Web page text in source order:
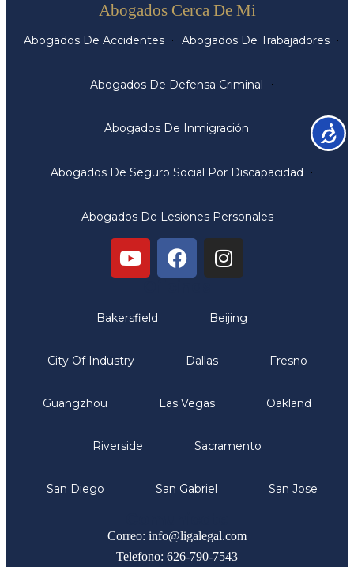
Abogados Cerca De Mi
Abogados De Accidentes Abogados De Trabajadores
Abogados De Defensa Criminal
Abogados De Inmigración
Abogados De Seguro Social Por Discapacidad
Abogados De Lesiones Personales
Bakersfield Beijing
City Of Industry Dallas Fresno
Guangzhou Las Vegas Oakland
Riverside Sacramento
San Diego San Gabriel San Jose
Correo: info@ligalegal.com
Telefono: 626-790-7543